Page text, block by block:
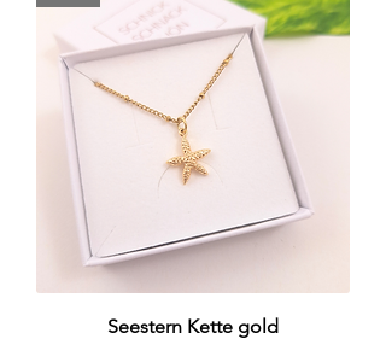
Seestern Kette gold